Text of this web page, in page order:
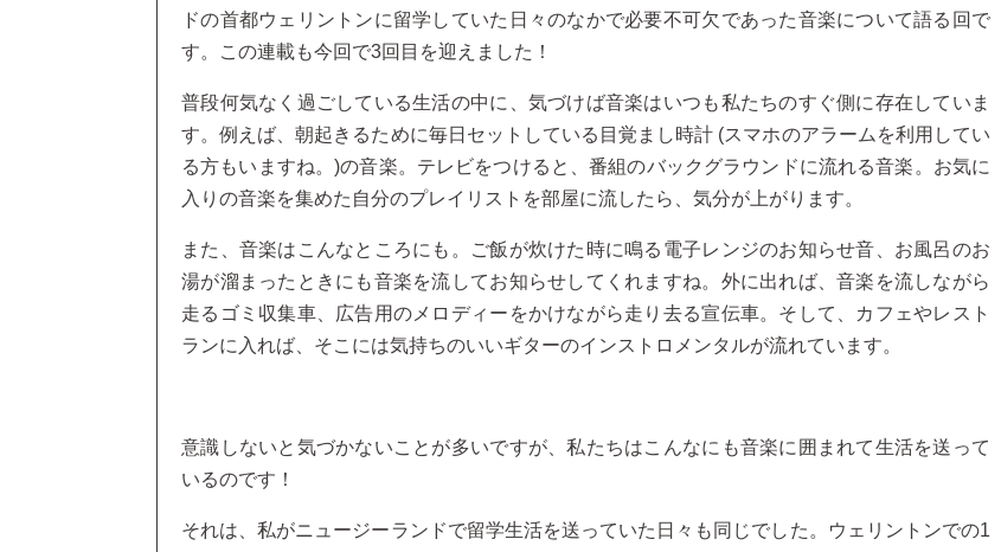
ドの首都ウェリントンに留学していた日々のなかで必要不可欠であった音楽について語る回で
す。この連載も今回で3回目を迎えました！
普段何気なく過ごしている生活の中に、気づけば音楽はいつも私たちのすぐ側に存在していま
す。例えば、朝起きるために毎日セットしている目覚まし時計 (スマホのアラームを利用してい
る方もいますね。)の音楽。テレビをつけると、番組のバックグラウンドに流れる音楽。お気に
入りの音楽を集めた自分のプレイリストを部屋に流したら、気分が上がります。
また、音楽はこんなところにも。ご飯が炊けた時に鳴る電子レンジのお知らせ音、お風呂のお
湯が溜まったときにも音楽を流してお知らせしてくれますね。外に出れば、音楽を流しながら
走るゴミ収集車、広告用のメロディーをかけながら走り去る宣伝車。そして、カフェやレスト
ランに入れば、そこには気持ちのいいギターのインストロメンタルが流れています。
意識しないと気づかないことが多いですが、私たちはこんなにも音楽に囲まれて生活を送って
いるのです！
それは、私がニュージーランドで留学生活を送っていた日々も同じでした。ウェリントンでの1